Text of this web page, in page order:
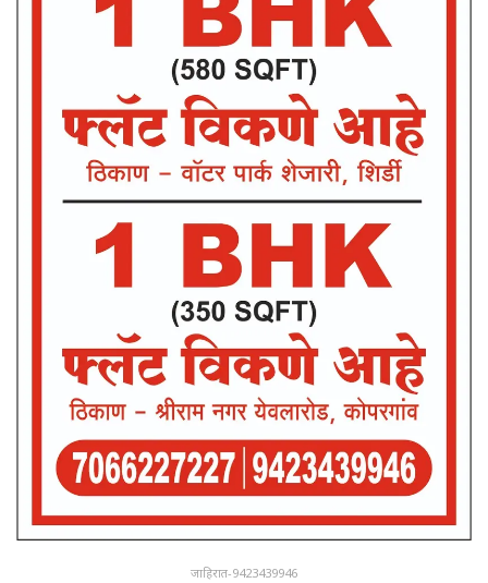
जाहिरात-9423439946